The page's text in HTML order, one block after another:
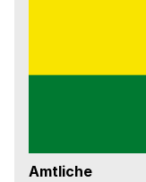
Amtliche